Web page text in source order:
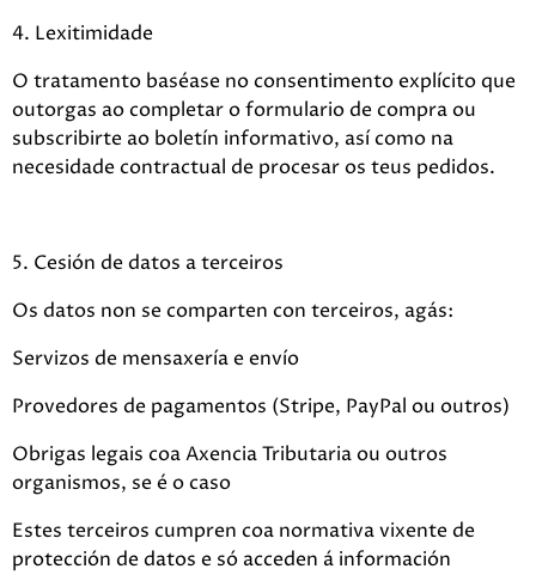
4. Lexitimidade
O tratamento baséase no consentimento explícito que
outorgas ao completar o formulario de compra ou
subscribirte ao boletín informativo, así como na
necesidade contractual de procesar os teus pedidos.
5. Cesión de datos a terceiros
Os datos non se comparten con terceiros, agás:
Servizos de mensaxería e envío
Provedores de pagamentos (Stripe, PayPal ou outros)
Obrigas legais coa Axencia Tributaria ou outros
organismos, se é o caso
Estes terceiros cumpren coa normativa vixente de
protección de datos e só acceden á información